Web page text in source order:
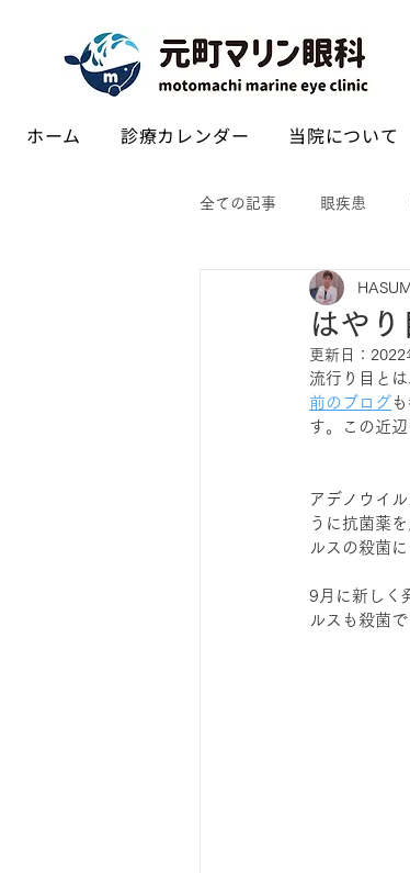
ホーム 診療カレンダー 当院について
全ての記事 眼疾患
はや
更新日： 2022
流行り目と
前のブログ
す。この近
アデノウイ
うに抗菌薬
ルスの殺菌
9月に新しく
ルスも殺菌